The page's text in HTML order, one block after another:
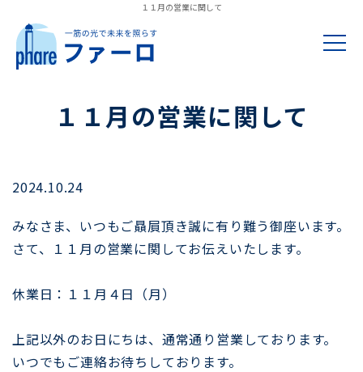
１１月の営業に関して
トップページ
遺品整理・生前整理
料金・ご依頼の流れ
終活にまつわること
よくある質問
１１月の営業に関して
2024.10.24
みなさま、いつもご贔屓頂き誠に有り難う御座います。
さて、１１月の営業に関してお伝えいたします。
休業日：１１月４日（月）
上記以外のお日にちは、通常通り営業しております。
いつでもご連絡お待ちしております。